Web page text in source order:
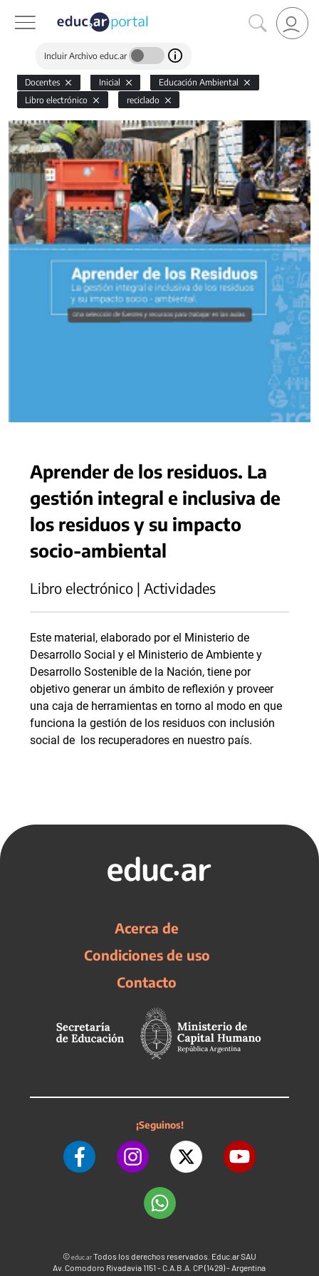
Incluir Archivo educ.ar
Docentes Inicial
Educación Ambiental
Libro electrónico
reciclado
Aprender de los residuos. La
gestión integral e inclusiva de
los residuos y su impacto
socio-ambiental
Libro electrónico | Actividades
Este material, elaborado por el Ministerio de
Desarrollo Social y el Ministerio de Ambiente y
Desarrollo Sostenible de la Nación, tiene por
objetivo generar un ámbito de reflexión y proveer
una caja de herramientas en torno al modo en que
funciona la gestión de los residuos con inclusión
social de los recuperadores en nuestro país.
Acerca de
Condiciones de uso
Contacto
¡Seguinos!
©educ.arTodos los derechos reservados. Educ.ar SAU
Av. Comodoro Rivadavia 1151 - C.A.B.A. CP (1429) - Argentina